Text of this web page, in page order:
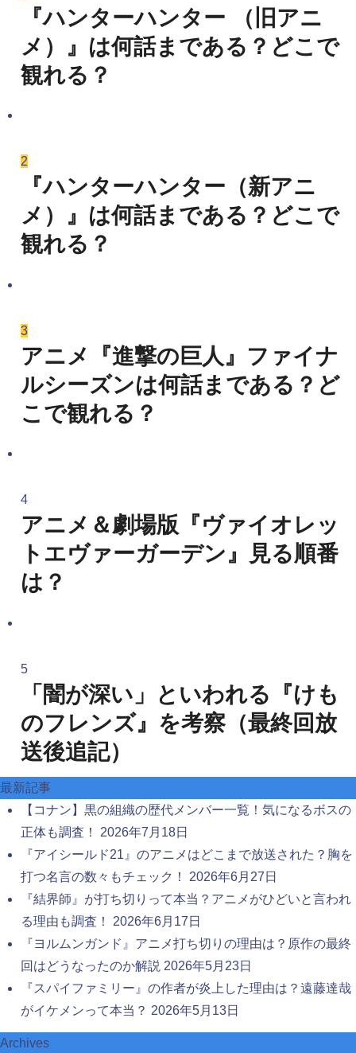
『ハンターハンター （旧アニ
メ）』は何話まである？どこで
観れる？
2
『ハンターハンター（新アニ
メ）』は何話まである？どこで
観れる？
3
アニメ『進撃の巨人』ファイナ
ルシーズンは何話まである？ど
こで観れる？
4
アニメ＆劇場版『ヴァイオレッ
トエヴァーガーデン』見る順番
は？
5
「闇が深い」といわれる『けも
のフレンズ』を考察（最終回放
送後追記）
最新記事
【コナン】黒の組織の歴代メンバー一覧！気になるボスの
正体も調査！
2026年7月18日
『アイシールド21』のアニメはどこまで放送された？胸を
打つ名言の数々もチェック！
2026年6月27日
『結界師』が打ち切りって本当？アニメがひどいと言われ
る理由も調査！
2026年6月17日
『ヨルムンガンド』アニメ打ち切りの理由は？原作の最終
回はどうなったのか解説 2026年5月23日
『スパイファミリー』の作者が炎上した理由は？遠藤達哉
がイケメンって本当？ 2026年5月13日
Archives